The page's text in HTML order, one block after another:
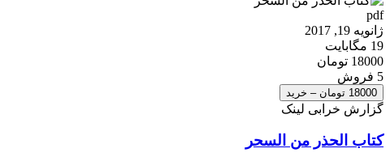
pdf
ژانویه 19, 2017
19 مگابایت
18000 تومان
5 فروش
18000 تومان – خرید
گزارش خرابی لینک
کتاب الحذر من السحر